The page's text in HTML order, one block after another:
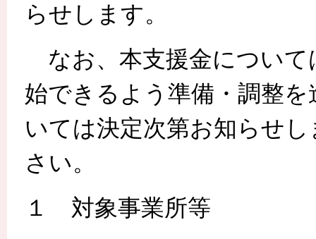
らせします。
なお、本支援金について
始できるよう準備・調整
いては決定次第お知らせ
さい。
１ 対象事業所等